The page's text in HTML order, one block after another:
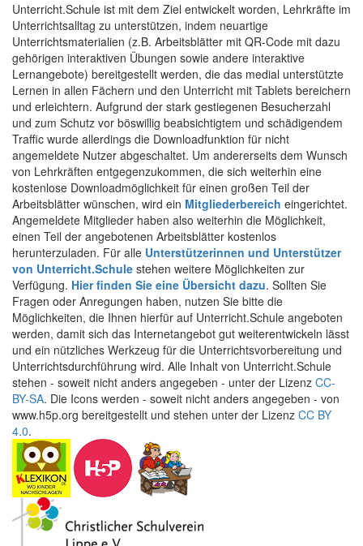
Unterricht.Schule ist mit dem Ziel entwickelt worden, Lehrkräfte im
Unterrichtsalltag zu unterstützen, indem neuartige
Unterrichtsmaterialien (z.B. Arbeitsblätter mit QR-Code mit dazu
gehörigen interaktiven Übungen sowie andere interaktive
Lernangebote) bereitgestellt werden, die das medial unterstützte
Lernen in allen Fächern und den Unterricht mit Tablets bereichern
und erleichtern. Aufgrund der stark gestiegenen Besucherzahl
und zum Schutz vor böswillig beabsichtigtem und schädigendem
Traffic wurde allerdings die Downloadfunktion für nicht
angemeldete Nutzer abgeschaltet. Um andererseits dem Wunsch
von Lehrkräften entgegenzukommen, die sich weiterhin eine
kostenlose Downloadmöglichkeit für einen großen Teil der
Arbeitsblätter wünschen, wird ein Mitgliederbereich eingerichtet.
Angemeldete Mitglieder haben also weiterhin die Möglichkeit,
einen Teil der angebotenen Arbeitsblätter kostenlos
herunterzuladen. Für alle Unterstützerinnen und Unterstützer
von Unterricht.Schule stehen weitere Möglichkeiten zur
Verfügung. Hier finden Sie eine Übersicht dazu. Sollten Sie
Fragen oder Anregungen haben, nutzen Sie bitte die
Möglichkeiten, die Ihnen hierfür auf Unterricht.Schule angeboten
werden, damit sich das Internetangebot gut weiterentwickeln lässt
und ein nützliches Werkzeug für die Unterrichtsvorbereitung und
Unterrichtsdurchführung wird. Alle Inhalt von Unterricht.Schule
stehen - soweit nicht anders angegeben - unter der Lizenz CC-
BY-SA. Die Icons werden - soweit nicht anders angegeben - von
www.h5p.org bereitgestellt und stehen unter der Lizenz CC BY
4.0.